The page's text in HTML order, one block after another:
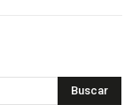
Buscar